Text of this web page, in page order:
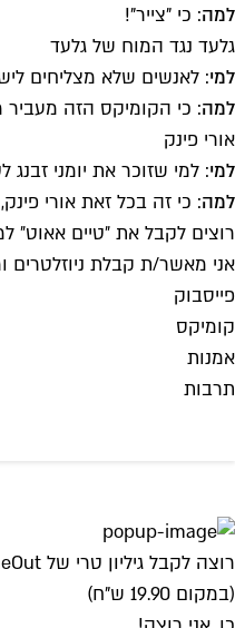
למה: כי "צייר"!
גלעד נגד המוח של גלעד
למי: לאנשים שלא מצליחים
למה: כי הקומיקס הזה מעביר
אורי פינק
למי: למי שזוכר את יומני זבנג
למה: כי זה בכל זאת אורי
רוצים לקבל את ״טיים אאוט״
אני מאשר/ת קבלת ניוזלטרים
פייסבוק
קומיקס
אמנות
תרבות
רוצה לקבל גיליון טרי של TimeOut עד הבית ב-9.90 ש"ח בלבד?
(במקום 19.90 ש"ח)